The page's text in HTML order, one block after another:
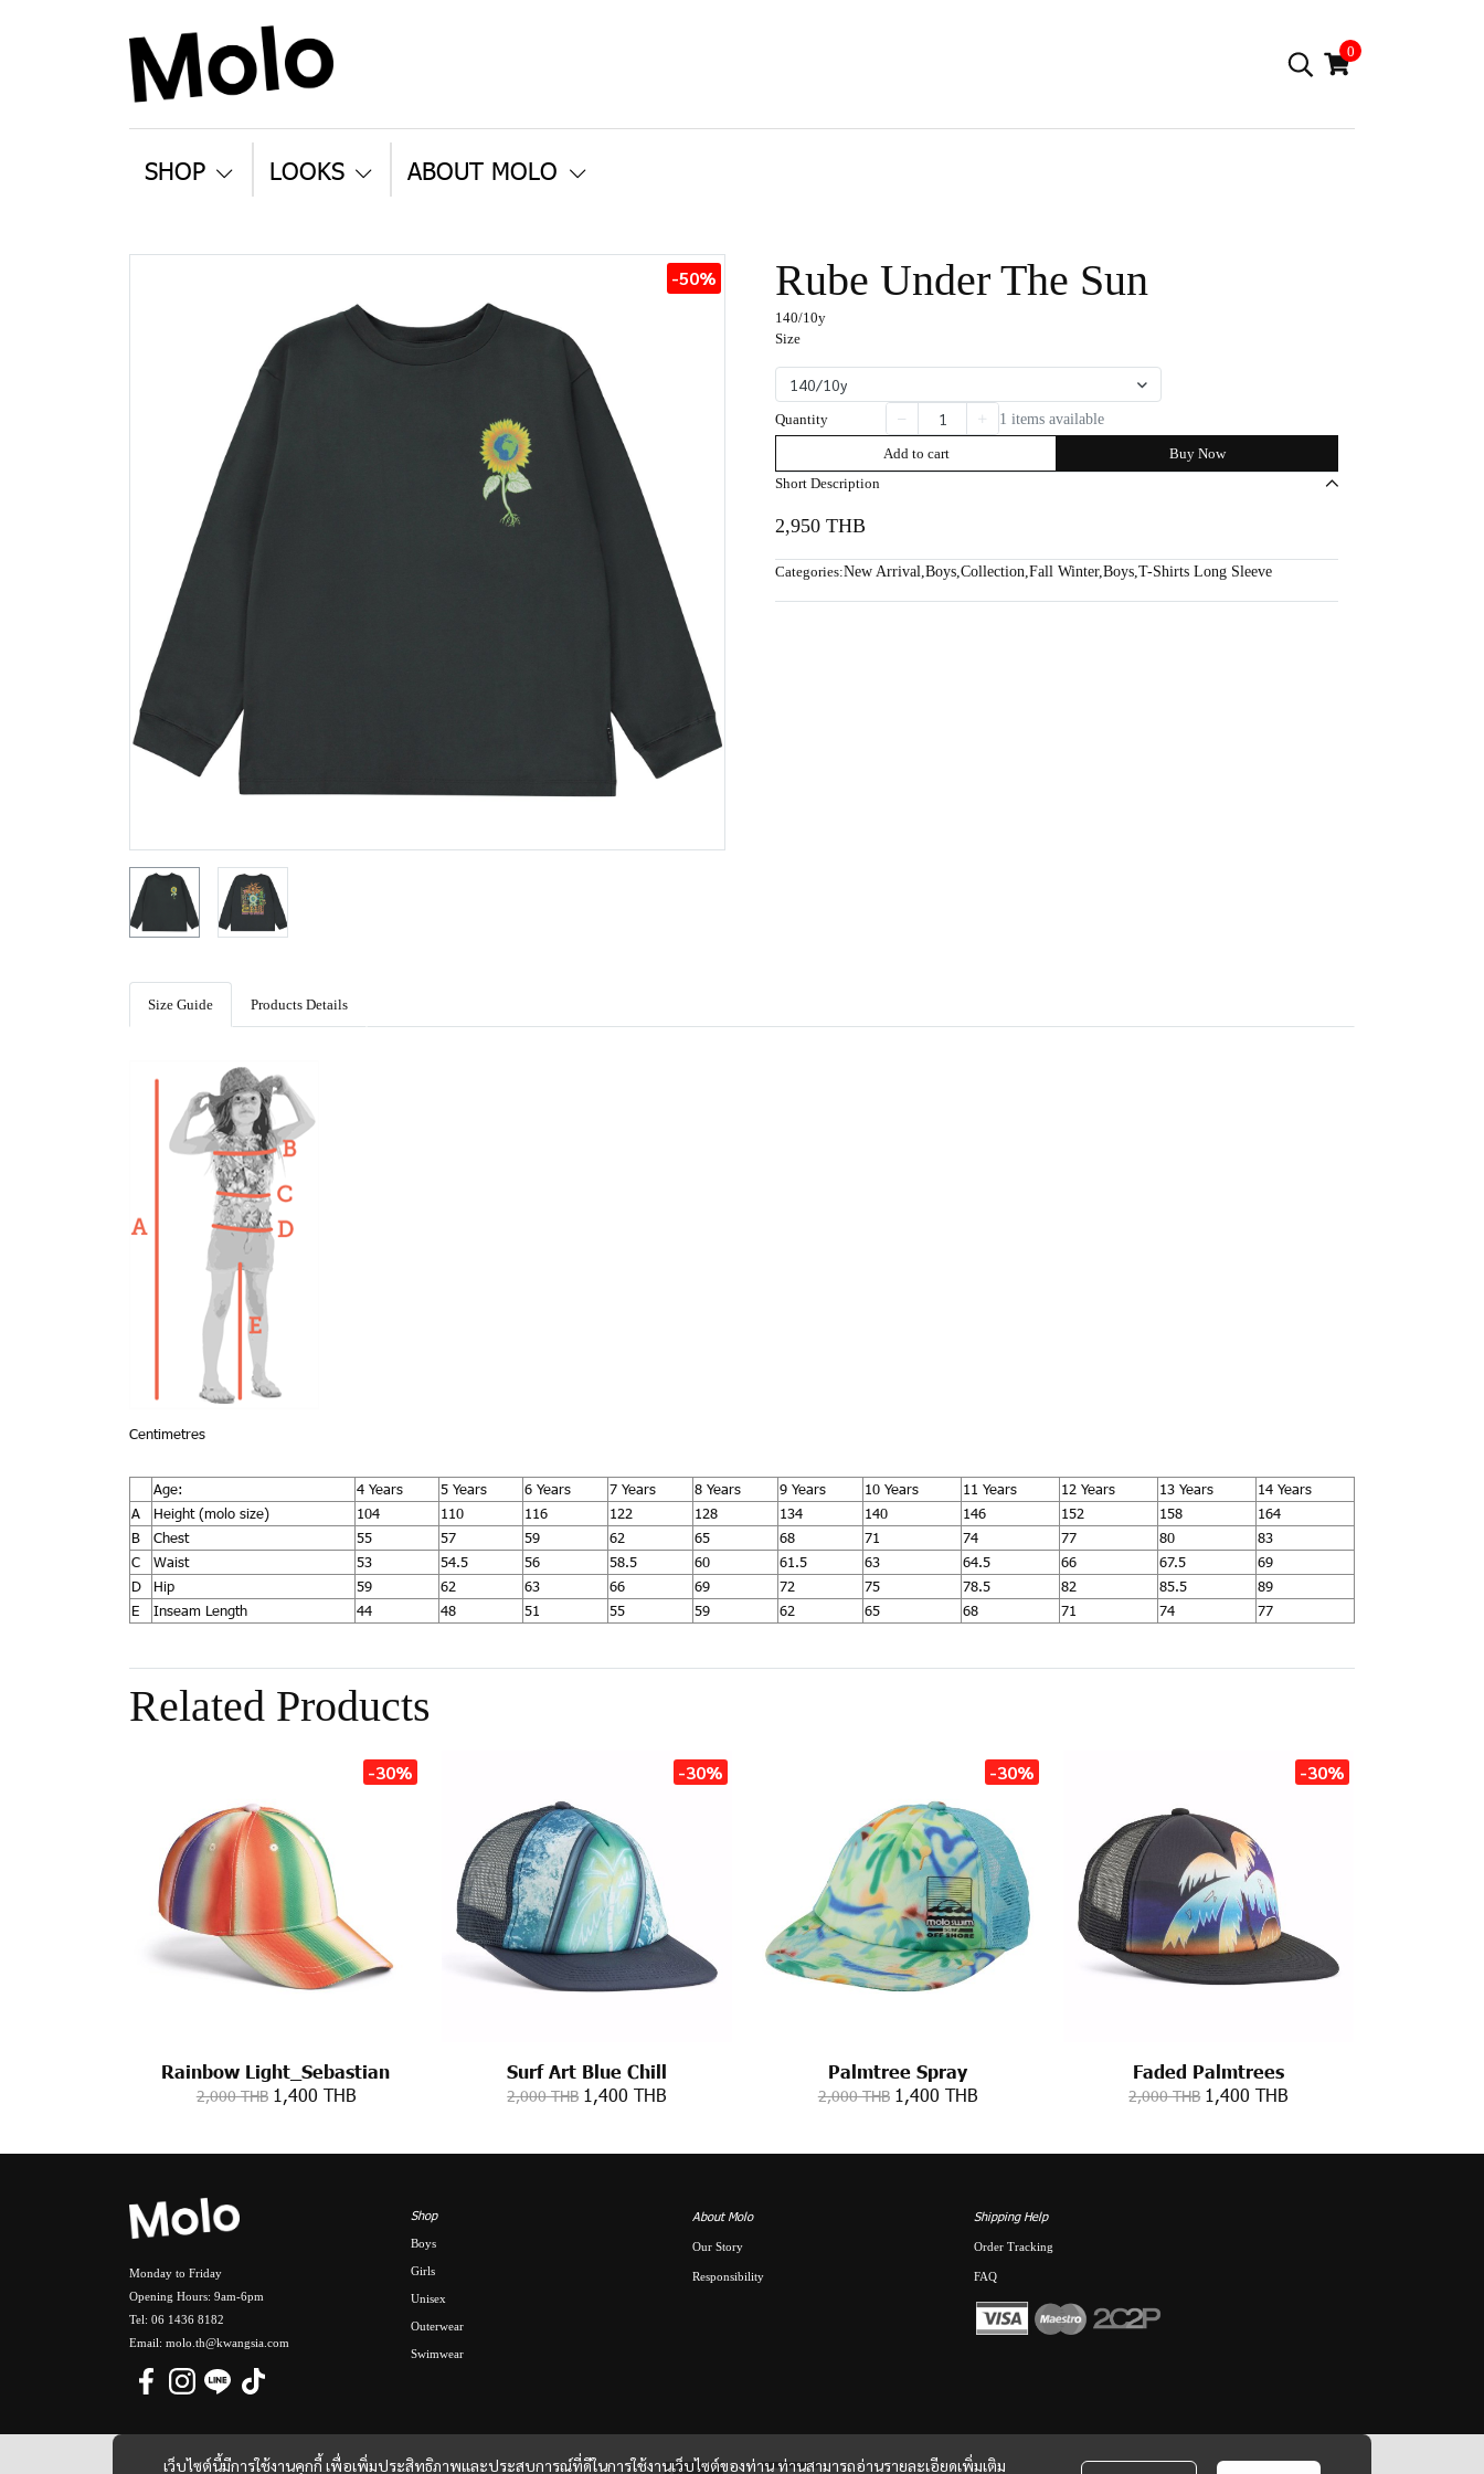
0
SHOP LOOKS ABOUT MOLO
-50% Rube Under The Sun
140/10y
Size
140/10y
Quantity 1 items available
Add to cart
Buy Now
Short Description
2,950 THB
Categories:New Arrival,Boys,Collection,Fall Winter,Boys,T-Shirts Long Sleeve
Size Guide Products Details
Centimetres
Age: 4 Years 5 Years 6 Years 7 Years 8 Years 9 Years 10 Years 11 Years 12 Years 13 Years
14 Years
A
Height (molo size) 104 110 116 122 128 134 140 146 152 158
164
B
Chest 55 57 59 62 65 68 71 74 77 80
83
C
Waist 53 54.5 56 58.5 60 61.5 63 64.5 66 67.5
69
D
Hip 59 62 63 66 69 72 75 78.5 82 85.5
89
E
Inseam Length 44 48 51 55 59 62 65 68 71 74 77
Related Products
-30%
Rainbow Light_Sebastian
2,000 THB 1,400 THB
-30%
Surf Art Blue Chill
2,000 THB 1,400 THB
-30%
Palmtree Spray
2,000 THB 1,400 THB
-30%
Faded Palmtrees
2,000 THB 1,400 THB
เว็บไซต์นี้มีการใช้งานคุกกี้ เพื่อเพิ่มประสิทธิภาพและประสบการณ์ที่ดีในการใช้งานเว็บไซต์ของท่าน ท่านสามารถอ่านรายละเอียดเพิ่มเติม
Monday to Friday
Opening Hours: 9am-6pm
Tel: 06 1436 8182
Email: molo.th@kwangsia.com
Shop
Boys
Girls
Unisex
Outerwear
Swimwear
About Molo
Our Story
Responsibility
Shipping Help
Order Tracking
FAQ